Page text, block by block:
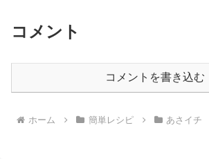
コメント
コメントを書き込む
ホーム 簡単レシピ あさイチ